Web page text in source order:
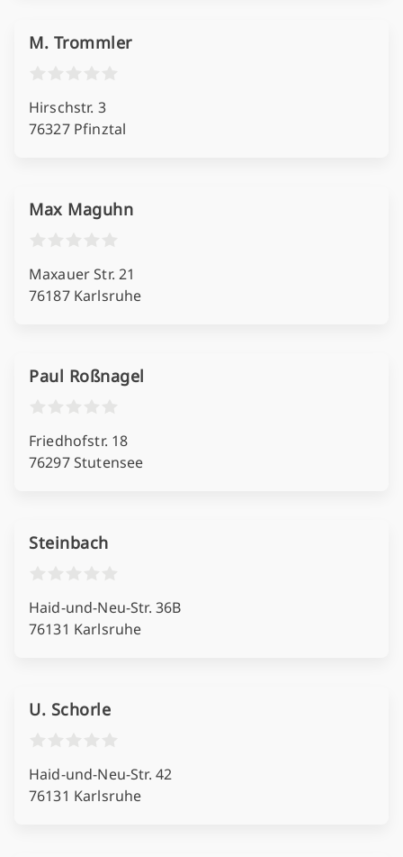
M. Trommler
Hirschstr. 3
76327 Pfinztal
Max Maguhn
Maxauer Str. 21
76187 Karlsruhe
Paul Roßnagel
Friedhofstr. 18
76297 Stutensee
Steinbach
Haid-und-Neu-Str. 36B
76131 Karlsruhe
U. Schorle
Haid-und-Neu-Str. 42
76131 Karlsruhe